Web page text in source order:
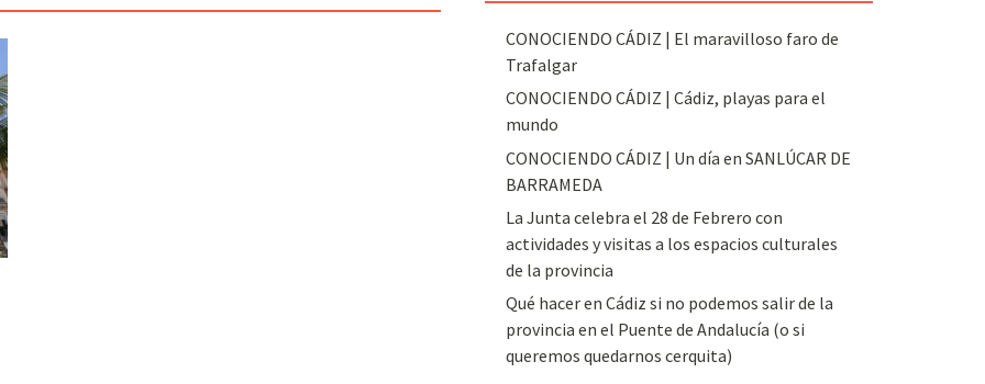
CONOCIENDO CÁDIZ | El maravilloso faro de
Trafalgar
CONOCIENDO CÁDIZ | Cádiz, playas para el
mundo
CONOCIENDO CÁDIZ | Un día en SANLÚCAR DE
BARRAMEDA
La Junta celebra el 28 de Febrero con
actividades y visitas a los espacios culturales
de la provincia
Qué hacer en Cádiz si no podemos salir de la
provincia en el Puente de Andalucía (o si
queremos quedarnos cerquita)